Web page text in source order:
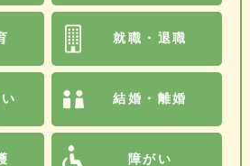
就職・退職
結婚・離婚
障がい